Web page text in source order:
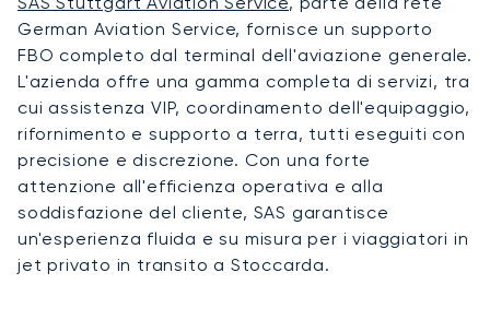
German Aviation Service, fornisce un supporto
FBO completo dal terminal dell'aviazione generale.
L'azienda offre una gamma completa di servizi, tra
cui assistenza VIP, coordinamento dell'equipaggio,
rifornimento e supporto a terra, tutti eseguiti con
precisione e discrezione. Con una forte
attenzione all'efficienza operativa e alla
soddisfazione del cliente, SAS garantisce
un'esperienza fluida e su misura per i viaggiatori in
jet privato in transito a Stoccarda.